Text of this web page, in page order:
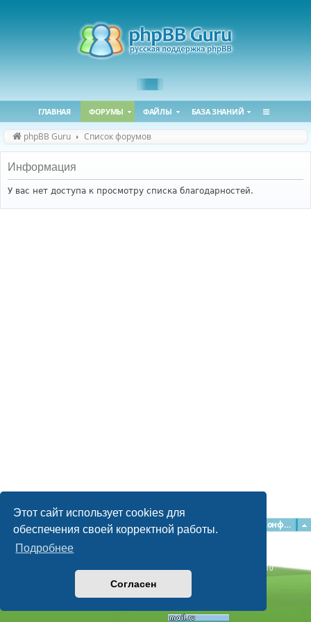
Этот сайт использует cookies для
обеспечения своей корректной работы.
Подробнее
Согласен
ГЛАВНАЯ ФОРУМЫ ФАЙЛЫ БАЗА ЗНАНИЙ
phpBB Guru Список форумов
Информация
У вас нет доступа к просмотру списка благодарностей.
Главная Форумы Конфиденциальность
Наша команда
Time: 0.064s| Peak Memory Usage: 2.15 МБ | GZIP: Off |
Queries: 10
© phpBB Guru, 2004—2026
Powered by
Style byArtodia